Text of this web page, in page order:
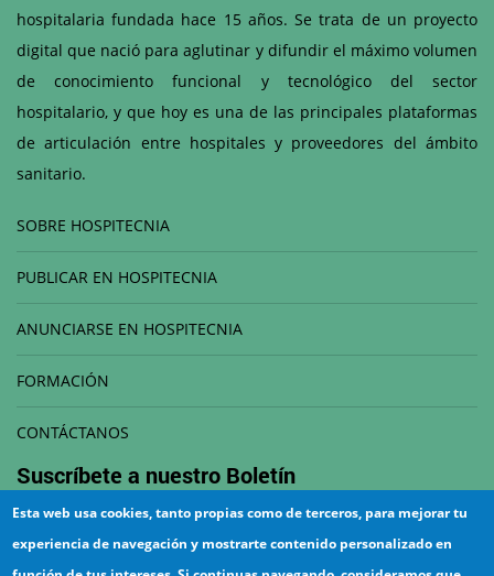
hospitalaria fundada hace 15 años. Se trata de un proyecto
digital que nació para aglutinar y difundir el máximo volumen
de conocimiento funcional y tecnológico del sector
hospitalario, y que hoy es una de las principales plataformas
de articulación entre hospitales y proveedores del ámbito
sanitario.
SOBRE HOSPITECNIA
PUBLICAR EN HOSPITECNIA
ANUNCIARSE EN HOSPITECNIA
FORMACIÓN
CONTÁCTANOS
Suscríbete a nuestro Boletín
Esta web usa cookies, tanto propias como de terceros, para mejorar tu
experiencia de navegación y mostrarte contenido personalizado en